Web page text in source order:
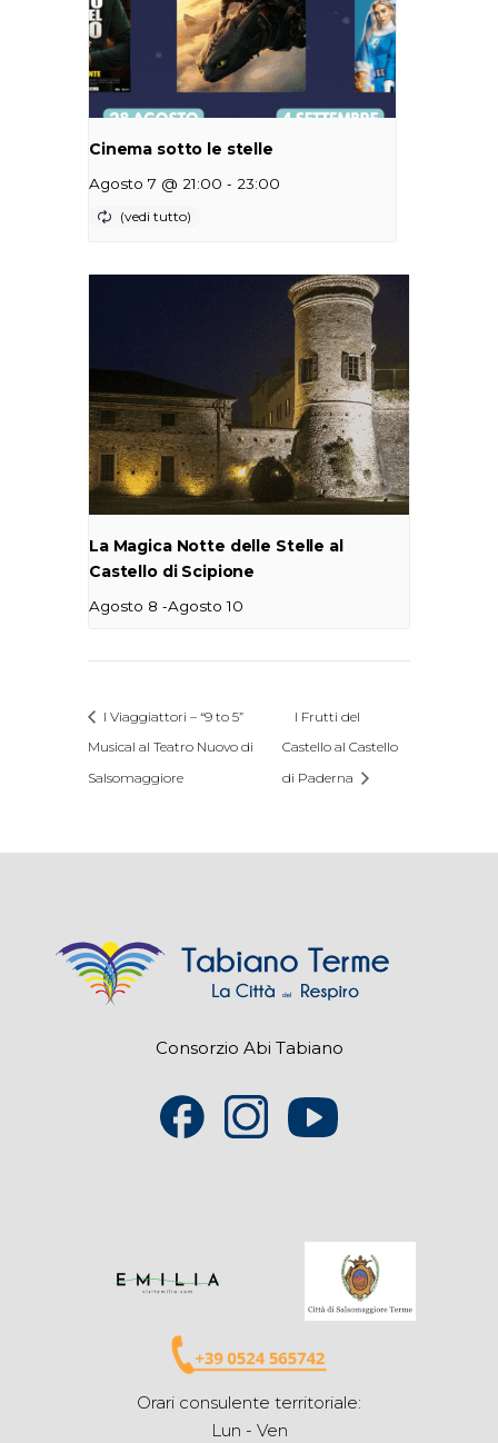
Cinema sotto le stelle
Agosto 7 @ 21:00 - 23:00
La Magica Notte delle Stelle al
Castello di Scipione
Agosto 8 -Agosto 10
I Viaggiattori – “9 to 5”
Musical al Teatro Nuovo di
Salsomaggiore
I Frutti del
Castello al Castello
di Paderna
Consorzio Abi Tabiano
Orari consulente territoriale:
Lun - Ven